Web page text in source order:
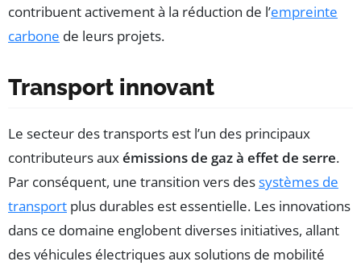
contribuent activement à la réduction de l’empreinte
carbone de leurs projets.
Transport innovant
Le secteur des transports est l’un des principaux
contributeurs auxémissions de gaz à effet de serre.
Par conséquent, une transition vers dessystèmes de
transport plus durables est essentielle. Les innovations
dans ce domaine englobent diverses initiatives, allant
des véhicules électriques aux solutions de mobilité